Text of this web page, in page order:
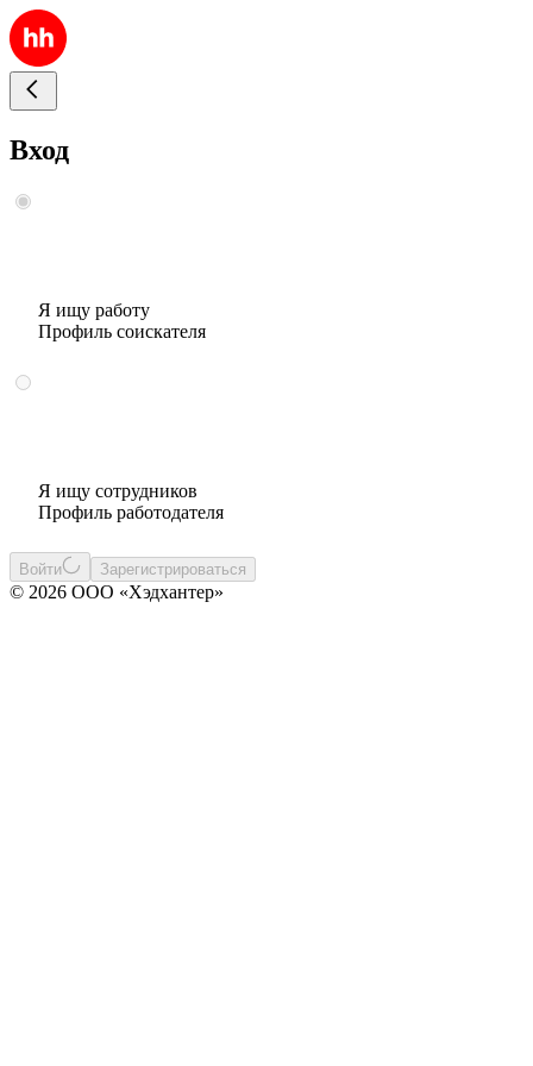
Вход
Я ищу работу
Профиль соискателя
Я ищу сотрудников
Профиль работодателя
Войти Зарегистрироваться
© 2026 ООО «Хэдхантер»